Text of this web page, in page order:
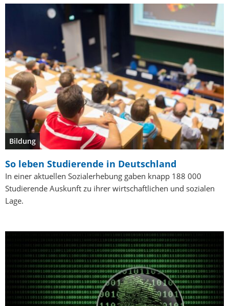
Bildung
So leben Studierende in Deutschland
In einer aktuellen Sozialerhebung gaben knapp 188 000
Studierende Auskunft zu ihrer wirtschaftlichen und sozialen
Lage.